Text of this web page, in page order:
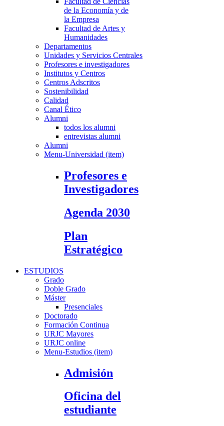
de la Economía y de
la Empresa
Facultad de Artes y
Humanidades
Departamentos
Unidades y Servicios Centrales
Profesores e investigadores
Institutos y Centros
Centros Adscritos
Sostenibilidad
Calidad
Canal Ético
Alumni
todos los alumni
entrevistas alumni
Alumni
Menu-Universidad (item)
Profesores e
Investigadores
Agenda 2030
Plan
Estratégico
ESTUDIOS
Grado
Doble Grado
Máster
Presenciales
Doctorado
Formación Continua
URJC Mayores
URJC online
Menu-Estudios (item)
Admisión
Oficina del
estudiante